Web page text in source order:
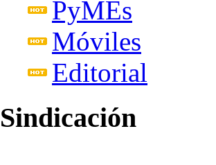
PyMEs
Móviles
Editorial
Sindicación